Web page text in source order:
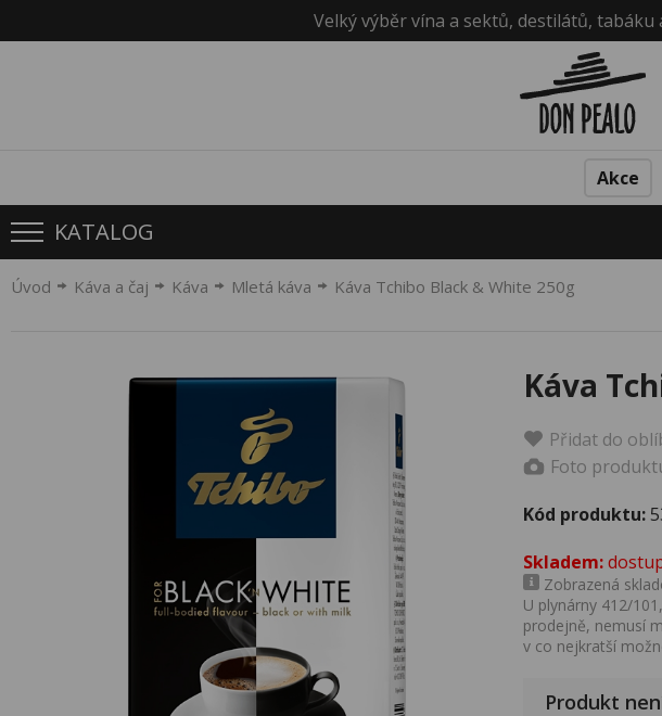
Velký výběr vína a sektů, destilátů,
Akce
KATALOG
Úvod Káva a čaj Káva Mletá káva Káva Tchibo Black & White 250g
Káva
Přidat do
Foto
Kód produktu:
Skladem:
Zobrazená
U plynárny 412/
prodejně, nemusí
v co nejkratší
Produkt